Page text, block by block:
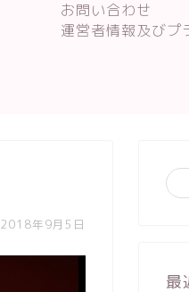
お問い合わせ
運営者情報及びプ
2018年9月5日
最